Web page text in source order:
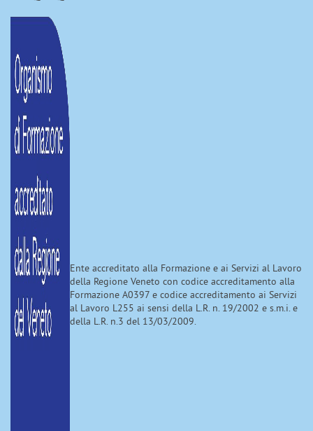
Ente accreditato alla Formazione e ai Servizi al Lavoro
della Regione Veneto con codice accreditamento alla
Formazione A0397 e codice accreditamento ai Servizi
al Lavoro L255 ai sensi della L.R. n. 19/2002 e s.m.i. e
della L.R. n.3 del 13/03/2009.